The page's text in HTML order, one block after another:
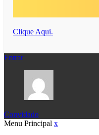
Clique Aqui.
Entrar
Convidado
Menu Principal x